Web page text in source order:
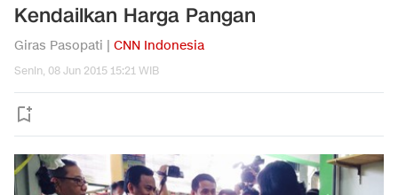
Kendailkan Harga Pangan
Giras Pasopati | CNN Indonesia
Senin, 08 Jun 2015 15:21 WIB